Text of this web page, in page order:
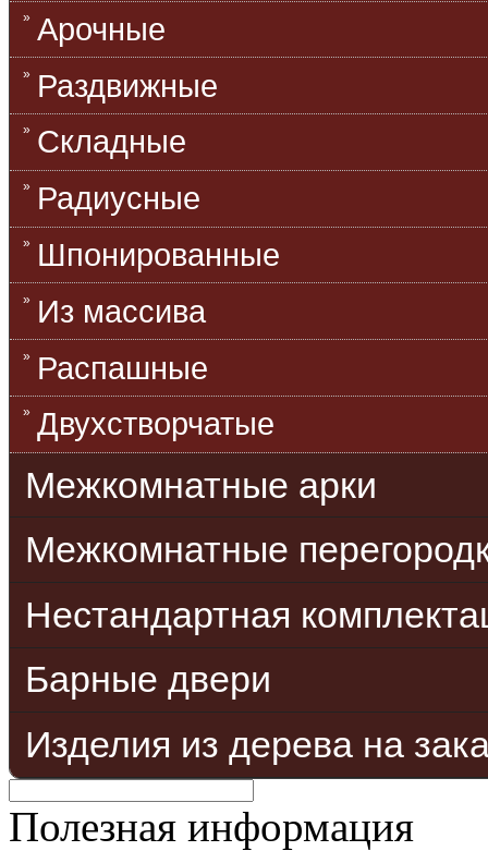
Арочные
Раздвижные
Складные
Радиусные
Шпонированные
Из массива
Распашные
Двухстворчатые
Межкомнатные арки
Межкомнатные
Нестандартная
Барные двери
Изделия из дерева на
Полезная информация